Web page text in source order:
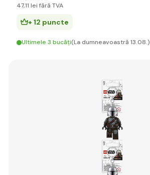
47,11 lei fără TVA
+ 12 puncte
Ultimele 3 bucăți(La dumneavoastră 13.08.)